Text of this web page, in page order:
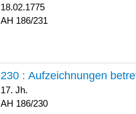
18.02.1775
186/231
230 : Aufzeichnungen
17. Jh.
186/230